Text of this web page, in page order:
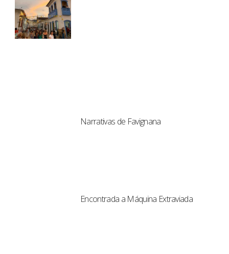
Narrativas de Favignana
Encontrada a Máquina Extraviada